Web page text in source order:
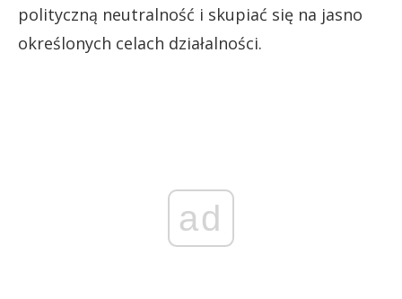
polityczną neutralność i skupiać się na jasno
określonych celach działalności.
ad